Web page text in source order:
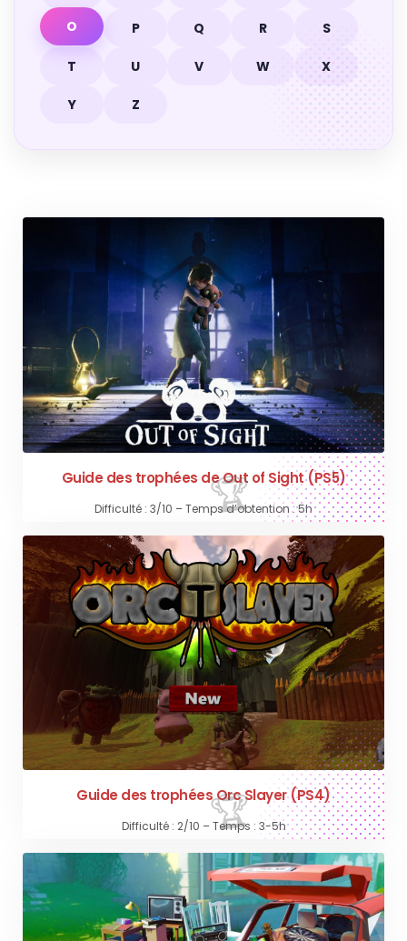
O
P Q R S
T U V W X
Y Z
Guide des trophées de Out of Sight (PS5)
Difficulté : 3/10 – Temps d’obtention : 5h
Guide des trophées Orc Slayer (PS4)
Difficulté : 2/10 – Temps : 3-5h